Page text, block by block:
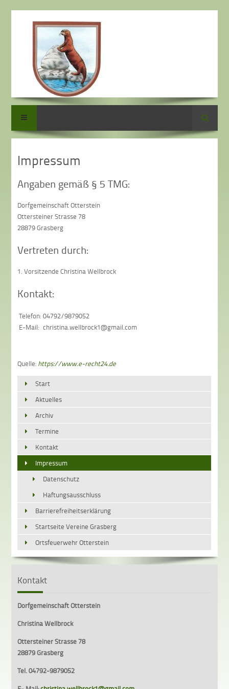
Suche
Impressum
Angaben gemäß § 5 TMG:
Dorfgemeinschaft Otterstein
Ottersteiner Strasse 78
28879 Grasberg
Vertreten durch:
1. Vorsitzende Christina Wellbrock
Kontakt:
Telefon: 04792/9879052
E-Mail: christina.wellbrock1@gmail.com
Quelle: https://www.e-recht24.de
Start
Aktuelles
Archiv
Termine
Kontakt
Impressum
Datenschutz
Haftungsausschluss
Barrierefreiheitserklärung
Startseite Vereine Grasberg
Ortsfeuerwehr Otterstein
Kontakt
Dorfgemeinschaft Otterstein
Christina Wellbrock
Ottersteiner Strasse 78
28879 Grasberg
Tel. 04792-9879052